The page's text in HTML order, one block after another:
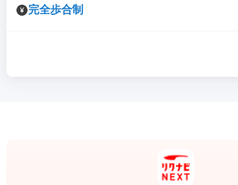
完全歩合制